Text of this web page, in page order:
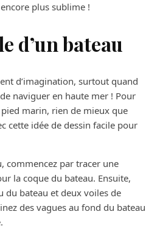
plus sublime !
d’un bateau
d’imagination, surtout quand
naviguer en haute mer ! Pour
marin, rien de mieux que
cette idée de dessin facile pour
commencez par tracer une
la coque du bateau. Ensuite,
du bateau et deux voiles de
des vagues au fond du bateau